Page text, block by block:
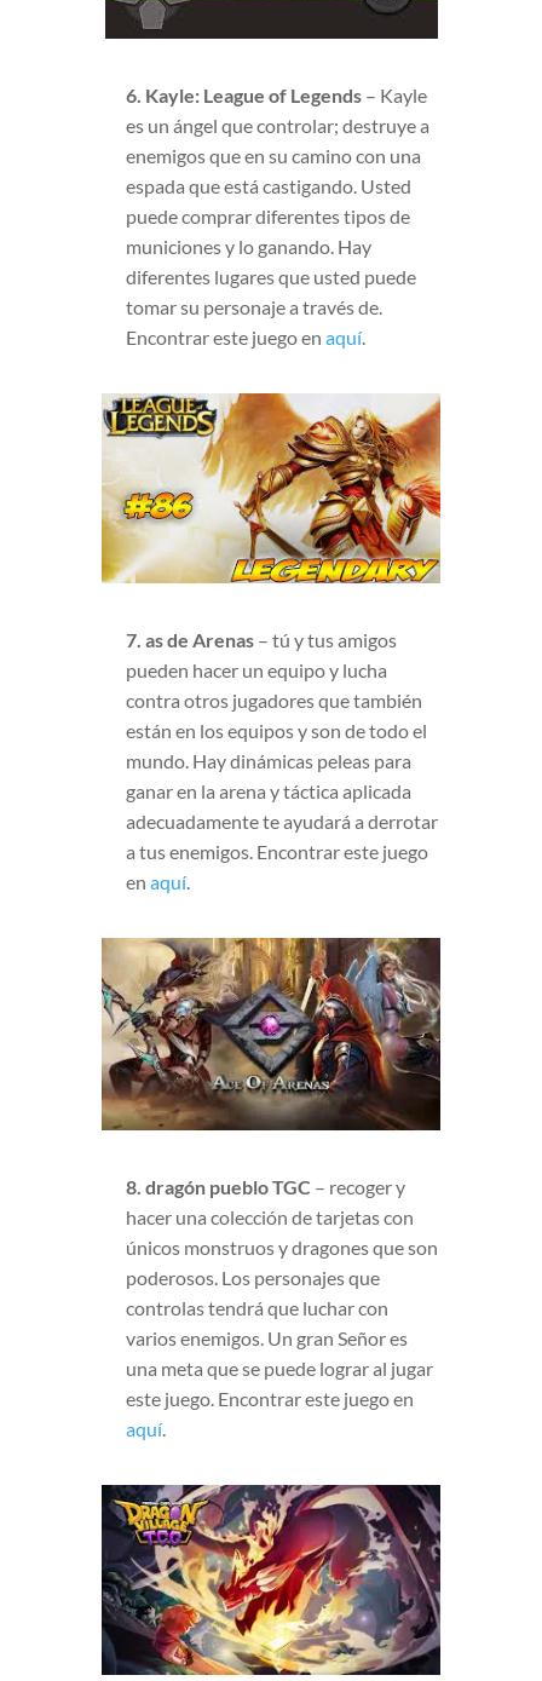
6. Kayle: League of Legends – Kayle
es un ángel que controlar; destruye a
enemigos que en su camino con una
espada que está castigando. Usted
puede comprar diferentes tipos de
municiones y lo ganando. Hay
diferentes lugares que usted puede
tomar su personaje a través de.
Encontrar este juego en aquí.
7. as de Arenas – tú y tus amigos
pueden hacer un equipo y lucha
contra otros jugadores que también
están en los equipos y son de todo el
mundo. Hay dinámicas peleas para
ganar en la arena y táctica aplicada
adecuadamente te ayudará a derrotar
a tus enemigos. Encontrar este juego
en aquí.
8. dragón pueblo TGC – recoger y
hacer una colección de tarjetas con
únicos monstruos y dragones que son
poderosos. Los personajes que
controlas tendrá que luchar con
varios enemigos. Un gran Señor es
una meta que se puede lograr al jugar
este juego. Encontrar este juego en
aquí.